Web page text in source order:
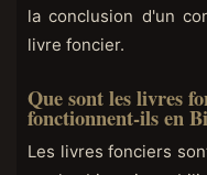
la conclusion d'un
livre foncier.
Que sont les livres
fonctionnent-ils en
Les livres fonciers